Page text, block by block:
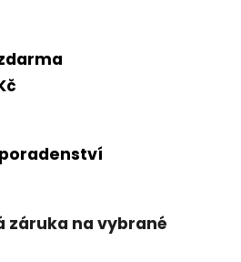
záruka na vybrané